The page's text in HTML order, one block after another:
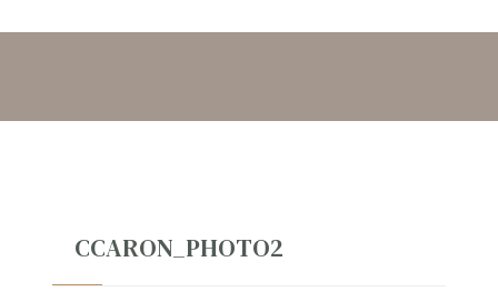
CCARON_PHOTO2